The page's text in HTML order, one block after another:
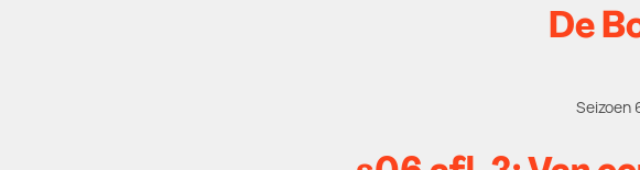
De
Seizoen